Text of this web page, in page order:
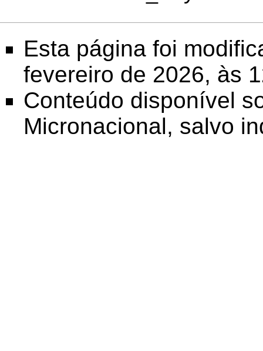
Esta página foi
fevereiro de 2026, às
Conteúdo disponível
Micronacional, salvo